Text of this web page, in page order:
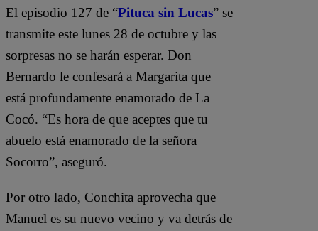
El episodio 127 de “Pituca sin Lucas” se
transmite este lunes 28 de octubre y las
sorpresas no se harán esperar. Don
Bernardo le confesará a Margarita que
está profundamente enamorado de La
Cocó. “Es hora de que aceptes que tu
abuelo está enamorado de la señora
Socorro”, aseguró.
Por otro lado, Conchita aprovecha que
Manuel es su nuevo vecino y va detrás de